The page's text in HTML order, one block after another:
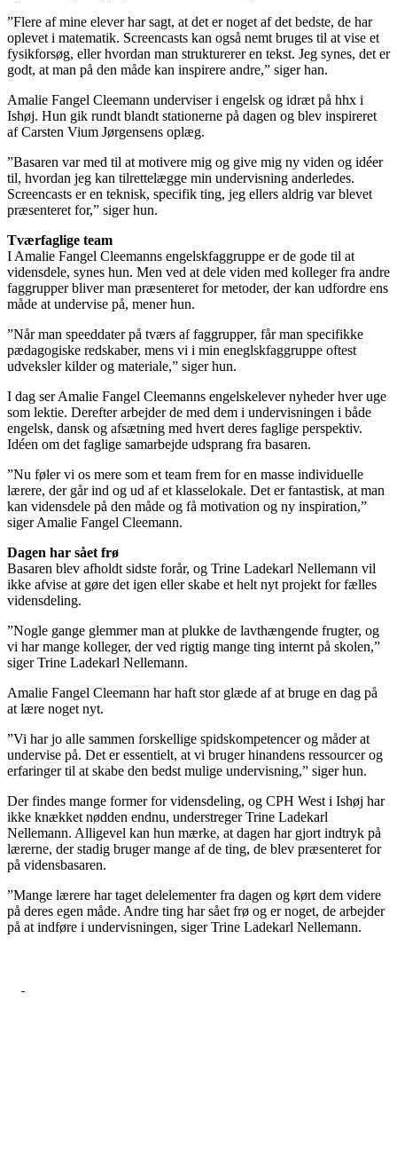
”Flere af mine elever har sagt, at det er noget af det bedste, de har
oplevet i matematik. Screencasts kan også nemt bruges til at vise et
fysikforsøg, eller hvordan man strukturerer en tekst. Jeg synes, det er
godt, at man på den måde kan inspirere andre,” siger han.
Amalie Fangel Cleemann underviser i engelsk og idræt på hhx i
Ishøj. Hun gik rundt blandt stationerne på dagen og blev inspireret
af Carsten Vium Jørgensens oplæg.
”Basaren var med til at motivere mig og give mig ny viden og idéer
til, hvordan jeg kan tilrettelægge min undervisning anderledes.
Screencasts er en teknisk, specifik ting, jeg ellers aldrig var blevet
præsenteret for,” siger hun.
Tværfaglige team
I Amalie Fangel Cleemanns engelskfaggruppe er de gode til at
vidensdele, synes hun. Men ved at dele viden med kolleger fra andre
faggrupper bliver man præsenteret for metoder, der kan udfordre ens
måde at undervise på, mener hun.
”Når man speeddater på tværs af faggrupper, får man specifikke
pædagogiske redskaber, mens vi i min eneglskfaggruppe oftest
udveksler kilder og materiale,” siger hun.
I dag ser Amalie Fangel Cleemanns engelskelever nyheder hver uge
som lektie. Derefter arbejder de med dem i undervisningen i både
engelsk, dansk og afsætning med hvert deres faglige perspektiv.
Idéen om det faglige samarbejde udsprang fra basaren.
”Nu føler vi os mere som et team frem for en masse individuelle
lærere, der går ind og ud af et klasselokale. Det er fantastisk, at man
kan vidensdele på den måde og få motivation og ny inspiration,”
siger Amalie Fangel Cleemann.
Dagen har sået frø
Basaren blev afholdt sidste forår, og Trine Ladekarl Nellemann vil
ikke afvise at gøre det igen eller skabe et helt nyt projekt for fælles
vidensdeling.
”Nogle gange glemmer man at plukke de lavthængende frugter, og
vi har mange kolleger, der ved rigtig mange ting internt på skolen,”
siger Trine Ladekarl Nellemann.
Amalie Fangel Cleemann har haft stor glæde af at bruge en dag på
at lære noget nyt.
”Vi har jo alle sammen forskellige spidskompetencer og måder at
undervise på. Det er essentielt, at vi bruger hinandens ressourcer og
erfaringer til at skabe den bedst mulige undervisning,” siger hun.
Der findes mange former for vidensdeling, og CPH West i Ishøj har
ikke knækket nødden endnu, understreger Trine Ladekarl
Nellemann. Alligevel kan hun mærke, at dagen har gjort indtryk på
lærerne, der stadig bruger mange af de ting, de blev præsenteret for
på vidensbasaren.
”Mange lærere har taget delelementer fra dagen og kørt dem videre
på deres egen måde. Andre ting har sået frø og er noget, de arbejder
på at indføre i undervisningen, siger Trine Ladekarl Nellemann.